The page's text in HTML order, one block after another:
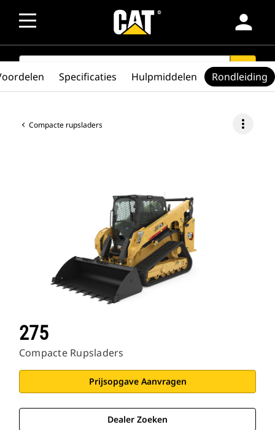
person
SEARCH search
Compacte rupsladers more_vert
275
Compacte Rupsladers
Prijsopgave Aanvragen
Dealer Zoeken
Specificaties Hulpmiddelen Rondleiding